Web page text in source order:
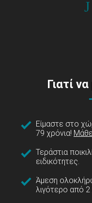
Γιατί
Είμαστε στο
79 χρόνια!
Τεράστια
ειδικότητες.
Άμεση
λιγότερο από 2